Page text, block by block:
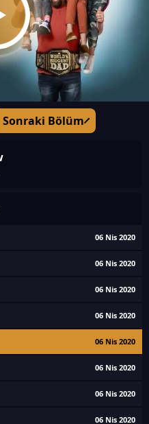
Sonraki Bölüm
06 Nis 2020
06 Nis 2020
06 Nis 2020
06 Nis 2020
06 Nis 2020
06 Nis 2020
06 Nis 2020
06 Nis 2020